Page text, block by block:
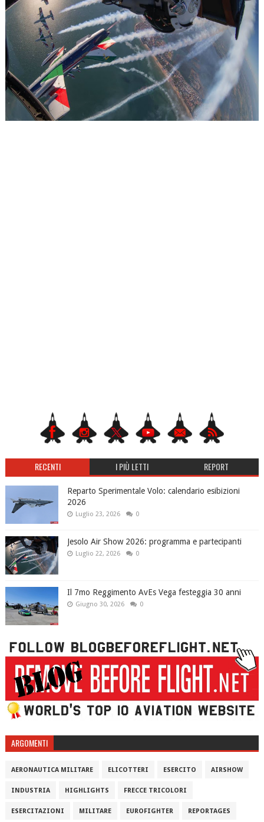
RECENTI I PIÙ LETTI REPORT
Reparto Sperimentale Volo: calendario esibizioni
2026
Luglio 23, 2026 0
Jesolo Air Show 2026: programma e partecipanti
Luglio 22, 2026 0
Il 7mo Reggimento AvEs Vega festeggia 30 anni
Giugno 30, 2026 0
ARGOMENTI
AERONAUTICA MILITARE ELICOTTERI ESERCITO AIRSHOW
INDUSTRIA HIGHLIGHTS FRECCE TRICOLORI
ESERCITAZIONI MILITARE EUROFIGHTER REPORTAGES